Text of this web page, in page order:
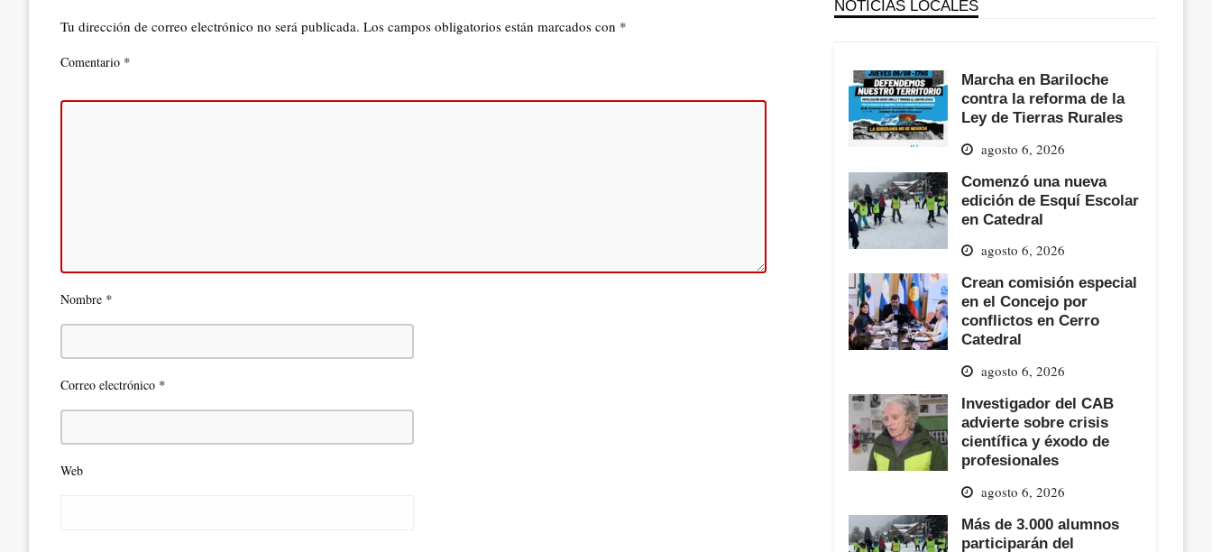
Tu dirección de correo electrónico no será publicada. Los campos obligatorios están marcados con *
Comentario *
Nombre *
Correo electrónico *
Web
NOTICIAS LOCALES
Marcha en Bariloche
contra la reforma de la
Ley de Tierras Rurales
agosto 6, 2026
Comenzó una nueva
edición de Esquí Escolar
en Catedral
agosto 6, 2026
Crean comisión especial
en el Concejo por
conflictos en Cerro
Catedral
agosto 6, 2026
Investigador del CAB
advierte sobre crisis
científica y éxodo de
profesionales
agosto 6, 2026
Más de 3.000 alumnos
participarán del